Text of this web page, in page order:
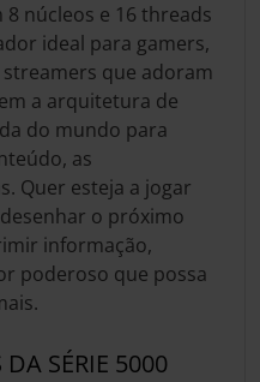
8 núcleos e 16 threads
ideal para gamers,
que adoram
a arquitetura de
do mundo para
as
Quer esteja a jogar
o próximo
informação,
poderoso que possa
DA SÉRIE 5000